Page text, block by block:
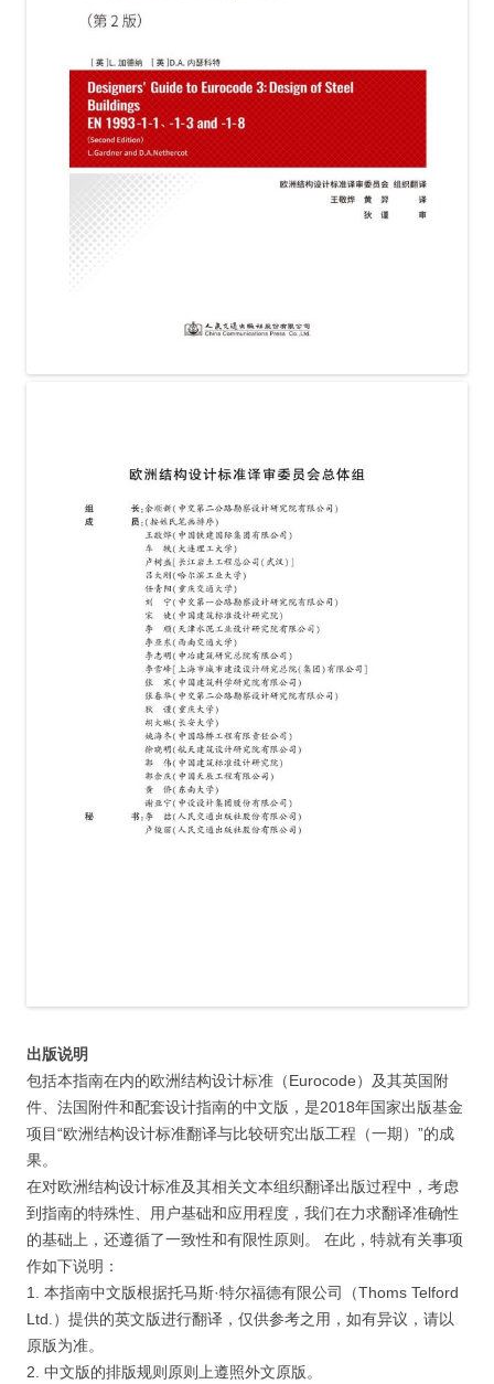
出版说明
包括本指南在内的欧洲结构设计标准（Eurocode）及其英国附
件、法国附件和配套设计指南的中文版，是2018年国家出版基金
项目“欧洲结构设计标准翻译与比较研究出版工程（一期）”的成
果。
在对欧洲结构设计标准及其相关文本组织翻译出版过程中，考虑
到指南的特殊性、用户基础和应用程度，我们在力求翻译准确性
的基础上，还遵循了一致性和有限性原则。 在此，特就有关事项
作如下说明：
1. 本指南中文版根据托马斯·特尔福德有限公司（Thoms Telford
Ltd.）提供的英文版进行翻译，仅供参考之用，如有异议，请以
原版为准。
2. 中文版的排版规则原则上遵照外文原版。